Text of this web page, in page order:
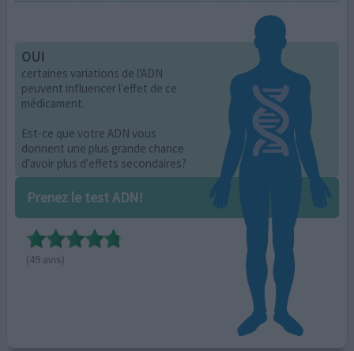
OUI
certaines variations de l'ADN
peuvent influencer l'effet de ce
médicament.
Est-ce que votre ADN vous
donnent une plus grande chance
d'avoir plus d'effets secondaires?
Prenez le test ADN!
(49 avis)